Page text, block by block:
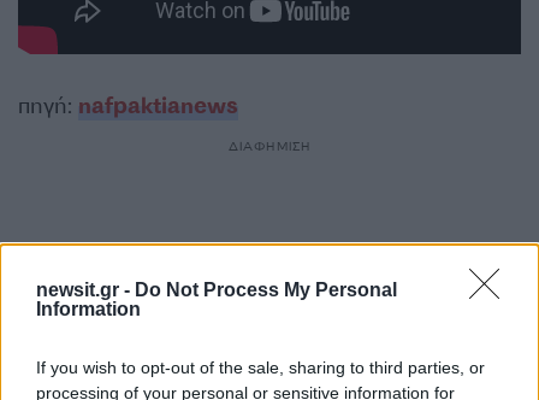
newsit.gr - Do Not Process My Personal
Information
If you wish to opt-out of the sale, sharing to third parties, or
processing of your personal or sensitive information for
πηγή: nafpaktianews
ΔΙΑΦΗΜΙΣΗ